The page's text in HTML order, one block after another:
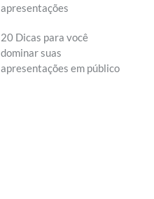
apresentações
20 Dicas para você
dominar suas
apresentações em público